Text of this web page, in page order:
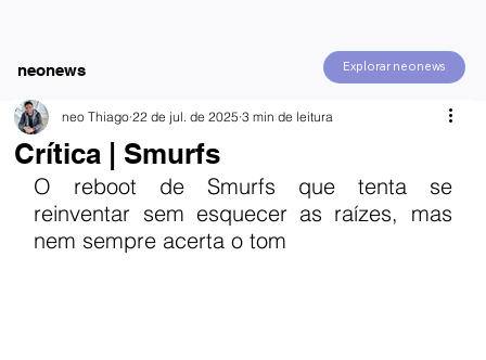
Explorar neonews
neonews
Crítica | Smurfs
neo Thiago 22 de jul. de 2025 3 min de leitura
O reboot de Smurfs que tenta se
reinventar sem esquecer as raízes, mas
nem sempre acerta o tom